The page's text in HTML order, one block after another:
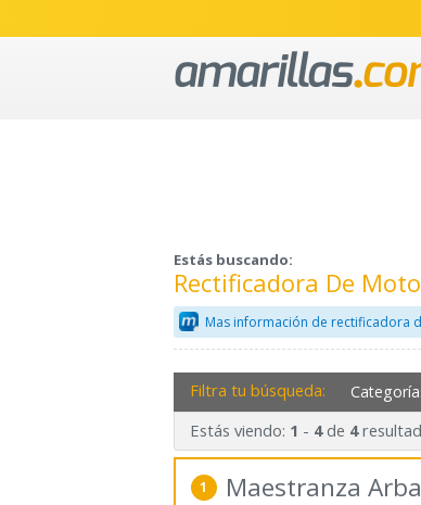
Estás buscando:
Rectificadora De
Mas información de rectificadora
Filtra tu búsqueda:
Estás viendo: 1 - 4de 4
1 Maestranza